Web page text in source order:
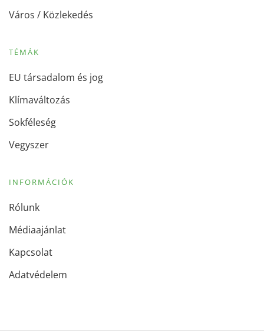
Város / Közlekedés
TÉMÁK
EU társadalom és jog
Klímaváltozás
Sokféleség
Vegyszer
INFORMÁCIÓK
Rólunk
Médiaajánlat
Kapcsolat
Adatvédelem